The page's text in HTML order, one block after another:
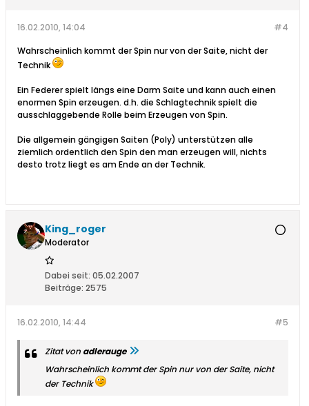
#4
16.02.2010, 14:04
Wahrscheinlich kommt der Spin nur von der Saite, nicht der
Technik
Ein Federer spielt längs eine Darm Saite und kann auch einen
enormen Spin erzeugen. d.h. die Schlagtechnik spielt die
ausschlaggebende Rolle beim Erzeugen von Spin.
Die allgemein gängigen Saiten (Poly) unterstützen alle
ziemlich ordentlich den Spin den man erzeugen will, nichts
desto trotz liegt es am Ende an der Technik.
King_roger
Moderator
Dabei seit: 05.02.2007
Beiträge: 2575
#5
16.02.2010, 14:44
Zitat von adlerauge
Wahrscheinlich kommt der Spin nur von der Saite, nicht
der Technik